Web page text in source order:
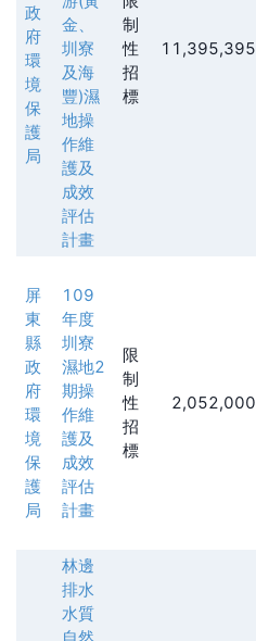
政
府
環
境
保
護
局
金、
圳寮
及海
豐)濕
地操
作維
護及
成效
評估
計畫
制
性
招
標
11,395,395
屏
東
縣
政
府
環
境
保
護
局
109
年度
圳寮
濕地2
期操
作維
護及
成效
評估
計畫
限
制
性
招
標
2,052,000
林邊
排水
水質